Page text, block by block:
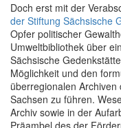
Doch erst mit der
der Stiftung Sächsische
Opfer politischer
Umweltbibliothek über
Sächsische
Möglichkeit und den
überregionalen
Sachsen zu führen.
Archiv sowie in der
Präambel des der